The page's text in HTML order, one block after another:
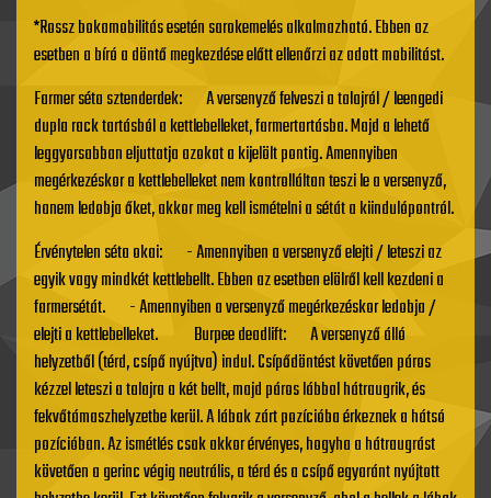
*Rossz bokamobilitás esetén sarokemelés alkalmazható. Ebben az
esetben a bíró a döntő megkezdése előtt ellenőrzi az adott mobilitást.
Farmer séta sztenderdek: A versenyző felveszi a talajról / leengedi
dupla rack tartásból a kettlebelleket, farmertartásba. Majd a lehető
leggyorsabban eljuttatja azokat a kijelölt pontig. Amennyiben
megérkezéskor a kettlebelleket nem kontrolláltan teszi le a versenyző,
hanem ledobja őket, akkor meg kell ismételni a sétát a kiindulópontról.
Érvénytelen séta okai: - Amennyiben a versenyző elejti / leteszi az
egyik vagy mindkét kettlebellt. Ebben az esetben elölről kell kezdeni a
farmersétát. - Amennyiben a versenyző megérkezéskor ledobja /
elejti a kettlebelleket. Burpee deadlift: A versenyző álló
helyzetből (térd, csípő nyújtva) indul. Csípődöntést követően páros
kézzel leteszi a talajra a két bellt, majd páros lábbal hátraugrik, és
fekvőtámaszhelyzetbe kerül. A lábak zárt pozícióba érkeznek a hátsó
pozícióban. Az ismétlés csak akkor érvényes, hogyha a hátraugrást
követően a gerinc végig neutrális, a térd és a csípő egyaránt nyújtott